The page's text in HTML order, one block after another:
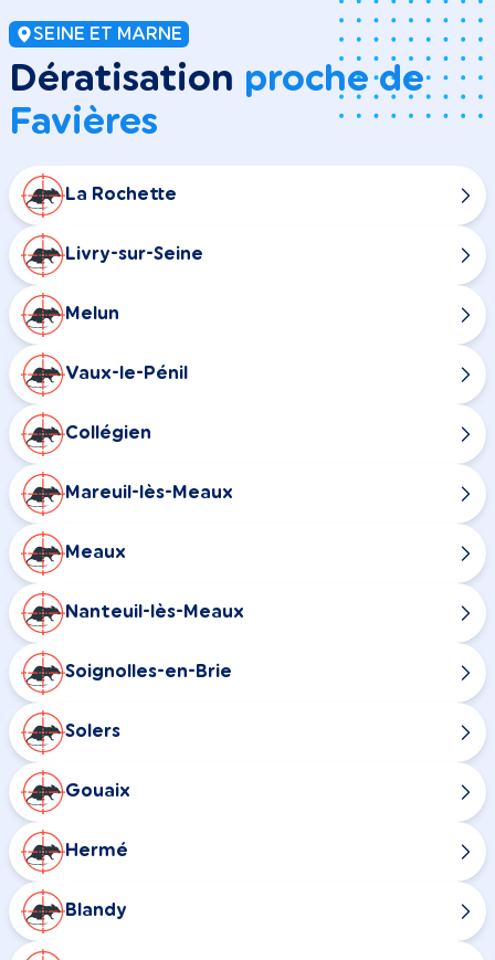
SEINE ET MARNE
Dératisation proche de
Favières
La Rochette
Livry-sur-Seine
Melun
Vaux-le-Pénil
Collégien
Mareuil-lès-Meaux
Meaux
Nanteuil-lès-Meaux
Soignolles-en-Brie
Solers
Gouaix
Hermé
Blandy